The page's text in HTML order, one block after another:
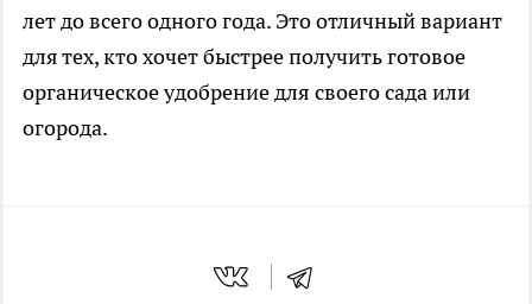
лет до всего одного года. Это отличный вариант
для тех, кто хочет быстрее получить готовое
органическое удобрение для своего сада или
огорода.